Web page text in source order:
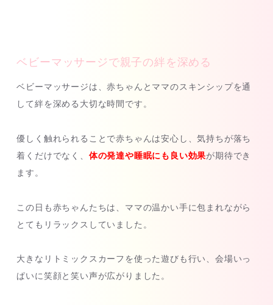
ベビーマッサージで親子の絆を深める
ベビーマッサージは、赤ちゃんとママのスキンシップを通
して絆を深める大切な時間です。
優しく触れられることで赤ちゃんは安心し、気持ちが落ち
着くだけでなく、 体の発達や睡眠にも良い効果が期待でき
ます。
この日も赤ちゃんたちは、ママの温かい手に包まれながら
とてもリラックスしていました。
大きなリトミックスカーフを使った遊びも行い、会場いっ
ぱいに笑顔と笑い声が広がりました。